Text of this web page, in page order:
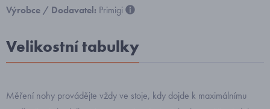
Výrobce / Dodavatel: Primigi
Velikostní tabulky
Měření nohy provádějte vždy ve stoje, kdy dojde k maximálnímu